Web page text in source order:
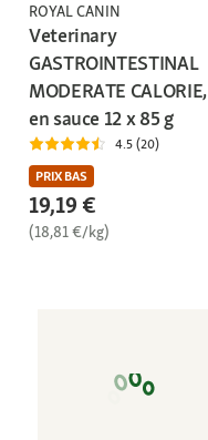
ROYAL CANIN
Veterinary
GASTROINTESTINAL
MODERATE CALORIE,
en sauce 12 x 85 g
4.5 (20)
PRIX BAS
19,19 €
(18,81 €/kg)